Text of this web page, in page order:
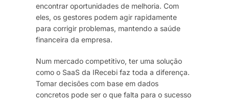
encontrar oportunidades de melhoria. Com
eles, os gestores podem agir rapidamente
para corrigir problemas, mantendo a saúde
financeira da empresa.
Num mercado competitivo, ter uma solução
como o SaaS da IRecebi faz toda a diferença.
Tomar decisões com base em dados
concretos pode ser o que falta para o sucesso